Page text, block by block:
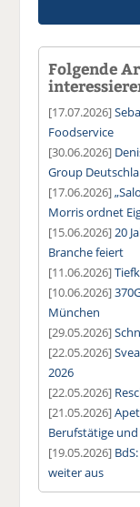
Folgende
[17.07.2026]
Foodservice
[30.06.2026]
Group
[17.06.2026]
Morris ordnet
[15.06.2026] 20
Branche feiert
[11.06.2026]
[10.06.2026]
München
[29.05.2026]
[22.05.2026]
2026
[22.05.2026]
[21.05.2026]
Berufstätige
[19.05.2026]
weiter aus